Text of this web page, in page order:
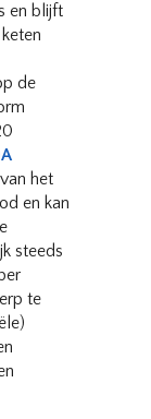
en blijft
de
het
en kan
steeds
te